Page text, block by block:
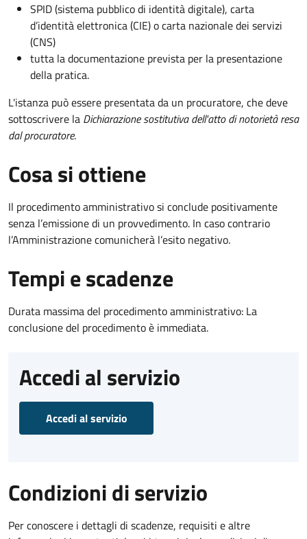
SPID (sistema pubblico di identità digitale), carta
d’identità elettronica (CIE) o carta nazionale dei servizi
(CNS)
tutta la documentazione prevista per la presentazione
della pratica.
L'istanza può essere presentata da un procuratore, che deve
sottoscrivere la Dichiarazione sostitutiva dell'atto di notorietà resa
dal procuratore.
Cosa si ottiene
Il procedimento amministrativo si conclude positivamente
senza l’emissione di un provvedimento. In caso contrario
l’Amministrazione comunicherà l’esito negativo.
Tempi e scadenze
Durata massima del procedimento amministrativo: La
conclusione del procedimento è immediata.
Accedi al servizio
Accedi al servizio
Condizioni di servizio
Per conoscere i dettagli di scadenze, requisiti e altre